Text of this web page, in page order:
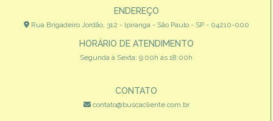
ENDEREÇO
Rua Brigadeiro Jordão, 312 - Ipiranga - São Paulo - SP - 04210-000
HORÁRIO DE ATENDIMENTO
Segunda à Sexta: 9:00h às 18:00h
CONTATO
contato@buscacliente.com.br